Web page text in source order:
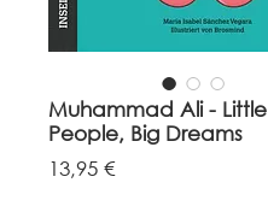
Muhammad Ali - Little
People, Big Dreams
13,95 €Preis